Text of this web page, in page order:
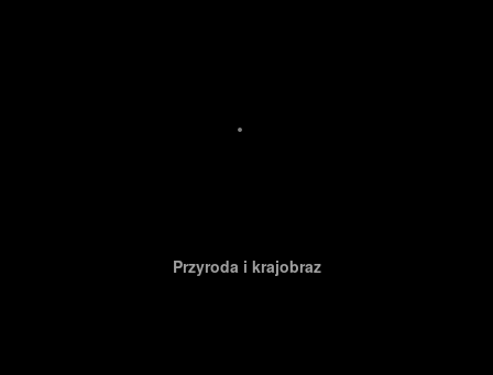
Przyroda i krajobraz